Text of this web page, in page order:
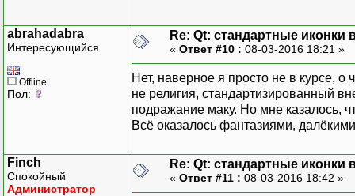
abrahadabra
Интересующийся
Offline
Пол:
Re: Qt: стандартные иконки
« Ответ #10 : 08-03-2016 18:21 »
Нет, наверное я просто не в курсе,
не религия, стандартизированный
подражание маку. Но мне казалось,
Всё оказалось фантазиями,
Finch
Спокойный
Администратор
Re: Qt: стандартные иконки
« Ответ #11 : 08-03-2016 18:42 »